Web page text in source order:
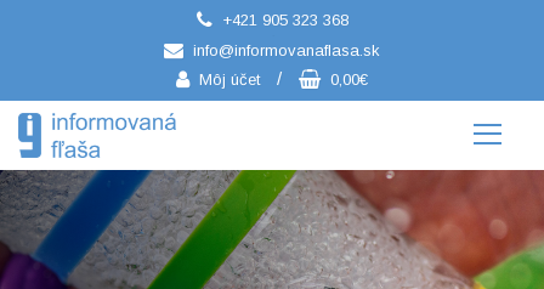
+421 905 323 368
info@informovanaflasa.sk
Môj účet
/ 0,00€